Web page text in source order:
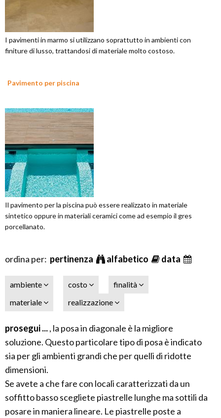
I pavimenti in marmo si utilizzano soprattutto in ambienti con
finiture di lusso, trattandosi di materiale molto costoso.
Pavimento per piscina
Il pavimento per la piscina può essere realizzato in materiale
sintetico oppure in materiali ceramici come ad esempio il gres
porcellanato.
ordina per: pertinenza alfabetico data
ambiente costo
finalità
materiale
realizzazione
prosegui ..., la posa in diagonale è la migliore
soluzione. Questo particolare tipo di posa è indicato
sia per gli ambienti grandi che per quelli di ridotte
dimensioni.
Se avete a che fare con locali caratterizzati da un
soffitto basso scegliete piastrelle lunghe ma sottili da
posare in maniera lineare. Le piastrelle poste a